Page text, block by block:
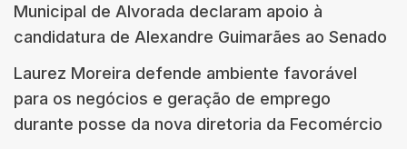
Municipal de Alvorada declaram apoio à
candidatura de Alexandre Guimarães ao Senado
Laurez Moreira defende ambiente favorável
para os negócios e geração de emprego
durante posse da nova diretoria da Fecomércio